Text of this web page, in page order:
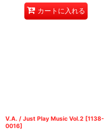
カートに入れる
V.A. / Just Play Music Vol.2 [1138-
0016]